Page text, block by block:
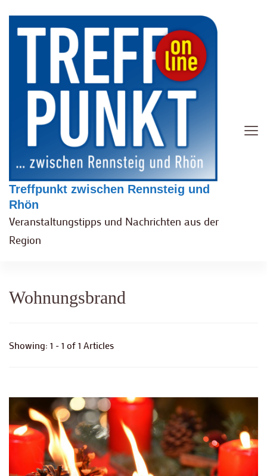
Treffpunkt zwischen Rennsteig und
Rhön
Veranstaltungstipps und Nachrichten aus der
Region
Wohnungsbrand
Showing: 1 - 1 of 1 Articles